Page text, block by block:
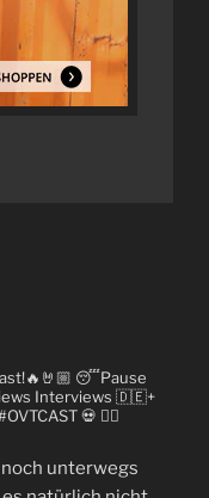
😴Pause
Interviews 🇩🇪+
💀 👇🏼